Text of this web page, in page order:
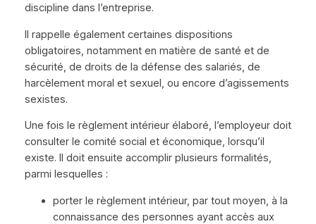
discipline dans l’entreprise.
Il rappelle également certaines dispositions
obligatoires, notamment en matière de santé et de
sécurité, de droits de la défense des salariés, de
harcèlement moral et sexuel, ou encore d’agissements
sexistes.
Une fois le règlement intérieur élaboré, l’employeur doit
consulter le comité social et économique, lorsqu’il
existe. Il doit ensuite accomplir plusieurs formalités,
parmi lesquelles :
porter le règlement intérieur, par tout moyen, à la
connaissance des personnes ayant accès aux